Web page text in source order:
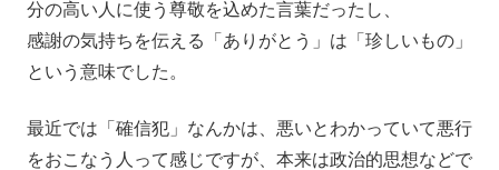
分の高い人に使う尊敬を込めた言葉だったし、
感謝の気持ちを伝える「ありがとう」は「珍しいもの」
という意味でした。
最近では「確信犯」なんかは、悪いとわかっていて悪行
をおこなう人って感じですが、本来は政治的思想などで